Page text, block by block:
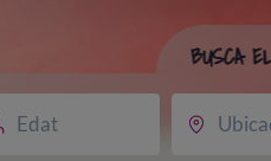
BUSCA
Edat